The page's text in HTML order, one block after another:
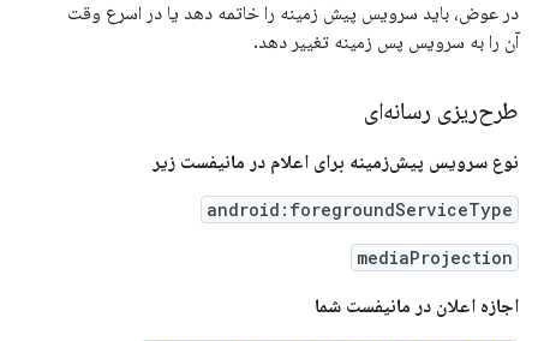
در عوض، باید سرویس پیش زمینه را خاتمه دهد یا در اسرع وقت
آن را به سرویس پس زمینه تغییر دهد.
طرح‌ریزی رسانه‌ای
نوع سرویس پیش‌زمینه برای اعلام در مانیفست زیر
android:foregroundServiceType
mediaProjection
اجازه اعلان در مانیفست شما